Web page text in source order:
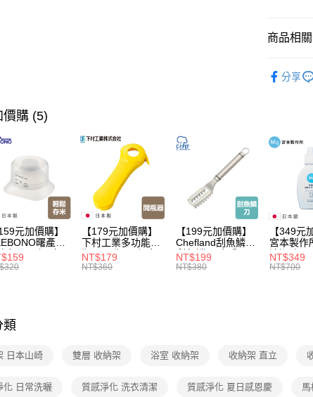
2.透過簡
帳／街口
【注意事
1.本服務
2.基於同
資料（包
用，由本
3.完整用
商品相
【🎉歡慶
家搶購！
【🎉歡
【🎉歡
價！
分享
價購 (5)
元加價購】
曙產業
杯漏斗組(白)/
杯/米桶/量米
【179元加價購】
下村工業多功能開
瓶器/開瓶器/餐廚
用品/料理道具/任
NT$179
NT$360
【199元加價購】
Chefland刮魚鱗刀/
刮魚鱗器/廚房用
品/料理道具/任二
NT$199
NT$380
【349元
宮本製作
清潔液
精/洗衣鎂
NT$349
NT$700
類
日本山崎 雙層 收納架 浴室 收納架 收納架 直立
化 日常洗曬 質感淨化 洗衣清潔 質感淨化 夏日感恩慶